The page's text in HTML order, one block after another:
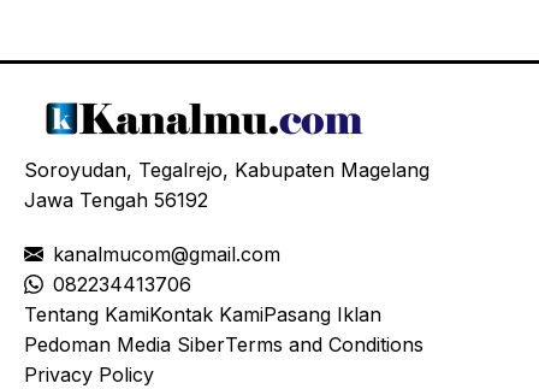
Soroyudan, Tegalrejo, Kabupaten Magelang
Jawa Tengah 56192
kanalmucom@gmail.com
082234413706
Tentang KamiKontak KamiPasang Iklan
Pedoman Media SiberTerms and Conditions
Privacy Policy